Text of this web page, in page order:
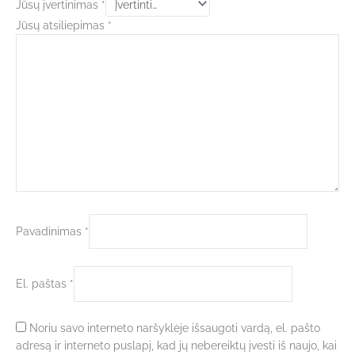
Jūsų įvertinimas *
Jūsų atsiliepimas *
Pavadinimas *
El. paštas *
Noriu savo interneto naršyklėje išsaugoti vardą, el. pašto
adresą ir interneto puslapį, kad jų nebereiktų įvesti iš naujo, kai